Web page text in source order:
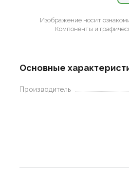
Изображение носит
Компоненты и
Основные
Производитель